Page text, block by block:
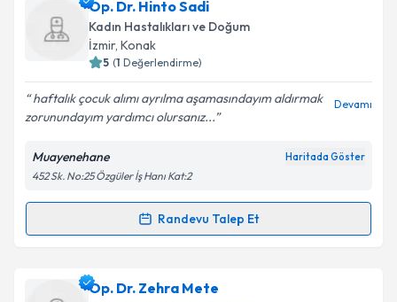
Takvim Talebini Gönder
Dr. İbrahim Uyariçin randevu takvimi talebi
oluşturun. Size bu uzmandan randevu almanız için bir
takvim hazırlandığında e-posta ile bilgilendireceğiz.
Kişisel verilerimin işlenmesine ilişkin
Aydınlatma
Metni'ni okudum ve kişisel verilerimin belirtilen
kapsamda işlenmesini kabul ediyorum.
Op. Dr. Hinto Sadi
Kadın Hastalıkları ve Doğum
İzmir, Konak
5 (1 Değerlendirme)
haftalık çocuk alımı ayrılma aşamasındayım aldırmak
zorunundayım yardımcı olursanız...
Devamı
Muayenehane Haritada Göster
452 Sk. No:25 Özgüler İş Hanı Kat:2
Randevu Talep Et
Randevu Takvimi Talebi
Op. Dr. Hinto Sadiiçin randevu takvimi talebi
Op. Dr. Zehra Mete